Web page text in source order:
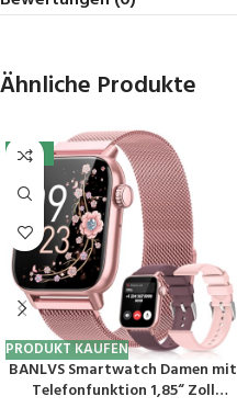
Ähnliche Produkte
-10%
PRODUKT KAUFEN
BANLVS Smartwatch Damen mit
Telefonfunktion 1,85“ Zoll